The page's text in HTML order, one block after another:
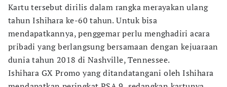
Kartu tersebut dirilis dalam rangka merayakan ulang
tahun Ishihara ke-60 tahun. Untuk bisa
mendapatkannya, penggemar perlu menghadiri acara
pribadi yang berlangsung bersamaan dengan kejuaraan
dunia tahun 2018 di Nashville, Tennessee.
Ishihara GX Promo yang ditandatangani oleh Ishihara